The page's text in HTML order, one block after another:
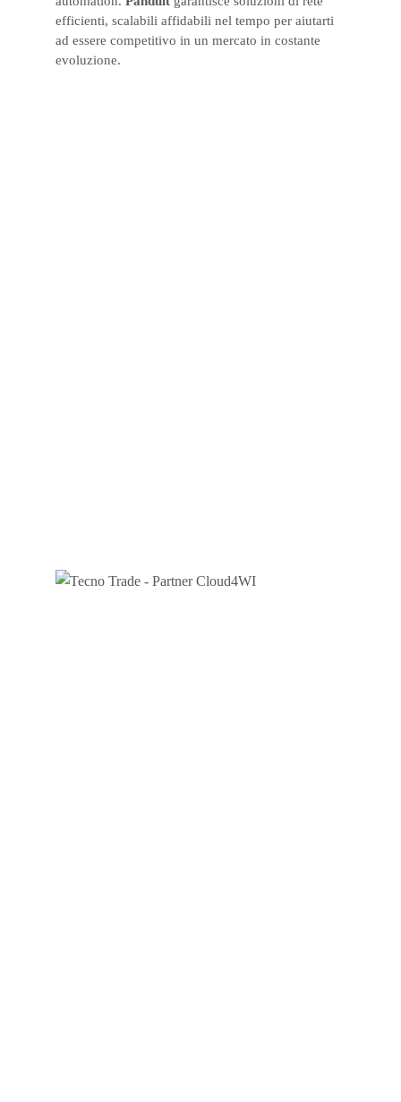
efficienti, scalabili affidabili nel tempo per aiutarti
ad essere competitivo in un mercato in costante
evoluzione.